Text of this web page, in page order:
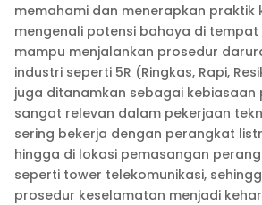
memahami dan menerapkan praktik
mengenali potensi bahaya di tempat
mampu menjalankan prosedur
industri seperti 5R (Ringkas, Rapi,
juga ditanamkan sebagai kebiasaan
sangat relevan dalam pekerjaan
sering bekerja dengan perangkat
hingga di lokasi pemasangan
seperti tower telekomunikasi,
prosedur keselamatan menjadi